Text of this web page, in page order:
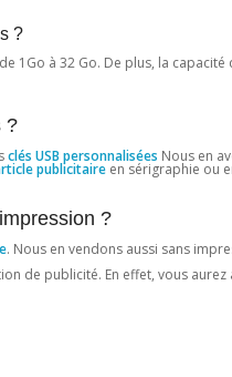
?
1Go à 32 ​​Go. De plus, la capacité
?
clés USB personnalisées Nous en
publicitaire en sérigraphie ou
?
. Nous en vendons aussi sans
de publicité. En effet, vous aurez